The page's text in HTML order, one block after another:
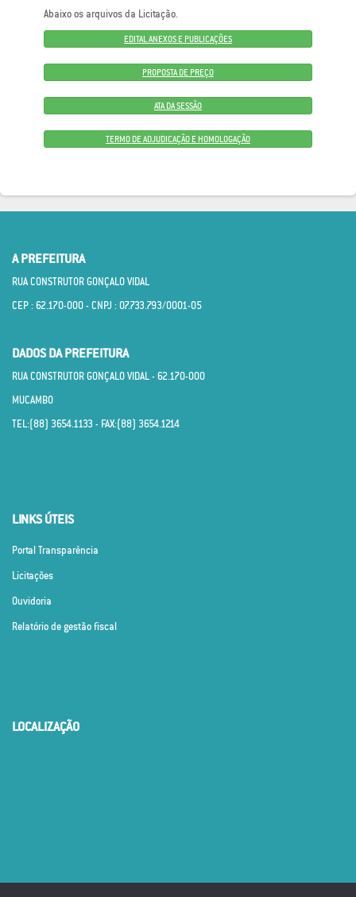
Abaixo os arquivos da Licitação.
EDITAL ANEXOS E PUBLICAÇÕES
PROPOSTA DE PREÇO
ATA DA SESSÃO
TERMO DE ADJUDICAÇÃO E HOMOLOGAÇÃO
A PREFEITURA
RUA CONSTRUTOR GONÇALO VIDAL
CEP : 62.170­-000 - CNPJ : 07.733.793/0001­-05
DADOS DA PREFEITURA
RUA CONSTRUTOR GONÇALO VIDAL - 62.170­-000
MUCAMBO
TEL:(88) 3654.1133 - FAX:(88) 3654.1214
LINKS ÚTEIS
Portal Transparência
Licitações
Ouvidoria
Relatório de gestão fiscal
LOCALIZAÇÃO